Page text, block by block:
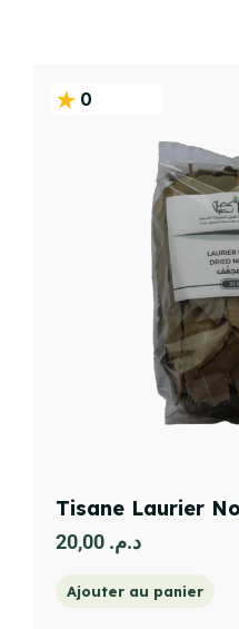
0
Tisane Laurier
د.م.
Ajouter au panier